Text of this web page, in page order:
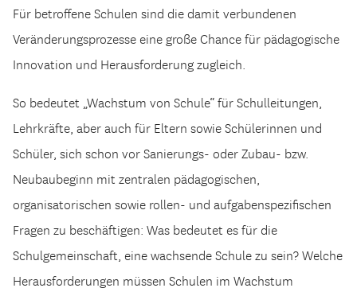
Für betroffene Schulen sind die damit verbundenen
Veränderungsprozesse eine große Chance für pädagogische
Innovation und Herausforderung zugleich.
So bedeutet „Wachstum von Schule“ für Schulleitungen,
Lehrkräfte, aber auch für Eltern sowie Schülerinnen und
Schüler, sich schon vor Sanierungs- oder Zubau- bzw.
Neubaubeginn mit zentralen pädagogischen,
organisatorischen sowie rollen- und aufgabenspezifischen
Fragen zu beschäftigen: Was bedeutet es für die
Schulgemeinschaft, eine wachsende Schule zu sein? Welche
Herausforderungen müssen Schulen im Wachstum